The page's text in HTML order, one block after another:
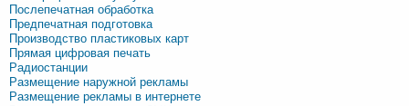
Послепечатная обработка
Предпечатная подготовка
Производство пластиковых карт
Прямая цифровая печать
Радиостанции
Размещение наружной рекламы
Размещение рекламы в интернете